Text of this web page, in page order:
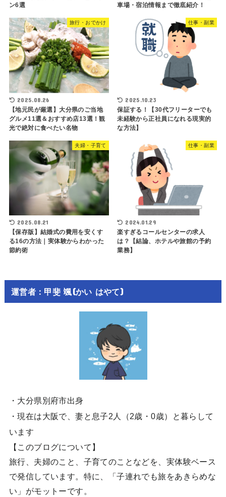
ン6選
車場・宿泊情報まで徹底紹介！
旅行・おでかけ
2025.08.26
【地元民が厳選】大分県のご当地
グルメ11選＆おすすめ店13選！観
光で絶対に食べたい名物
仕事・副業
2025.10.23
保証する！【30代フリーターでも
未経験から正社員になれる現実的
な方法】
夫婦・子育て
2025.08.21
【保存版】結婚式の費用を安くす
る16の方法｜実体験からわかった
節約術
仕事・副業
2024.01.29
楽すぎるコールセンターの求人
は？【結論、ホテルや旅館の予約
業務】
運営者：甲斐 颯(かい はやて)
・大分県別府市出身
・現在は大阪で、妻と息子2人（2歳・0歳）と暮らして
います
【このブログについて】
旅行、夫婦のこと、子育てのことなどを、実体験ベース
で発信しています。特に、「子連れでも旅をあきらめな
い」がモットーです。